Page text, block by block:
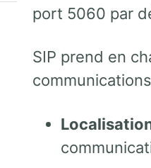
port 5060 par
SIP prend en